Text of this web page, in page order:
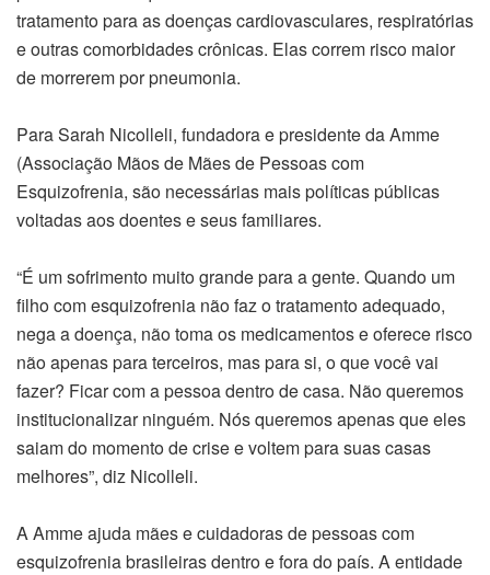
tratamento para as doenças cardiovasculares, respiratórias
e outras comorbidades crônicas. Elas correm risco maior
de morrerem por pneumonia.
Para Sarah Nicolleli, fundadora e presidente da Amme
(Associação Mãos de Mães de Pessoas com
Esquizofrenia, são necessárias mais políticas públicas
voltadas aos doentes e seus familiares.
“É um sofrimento muito grande para a gente. Quando um
filho com esquizofrenia não faz o tratamento adequado,
nega a doença, não toma os medicamentos e oferece risco
não apenas para terceiros, mas para si, o que você vai
fazer? Ficar com a pessoa dentro de casa. Não queremos
institucionalizar ninguém. Nós queremos apenas que eles
saiam do momento de crise e voltem para suas casas
melhores”, diz Nicolleli.
A Amme ajuda mães e cuidadoras de pessoas com
esquizofrenia brasileiras dentro e fora do país. A entidade